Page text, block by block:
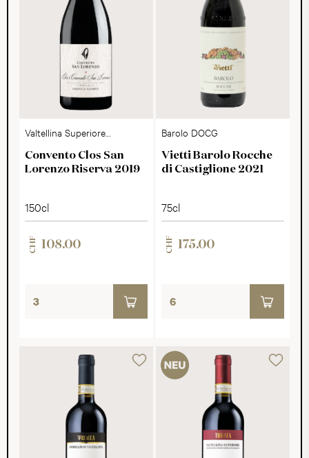
Valtellina Superiore
Sassella Riserva DOCG
Convento Clos San
Lorenzo Riserva 2019
150cl
CHF 108.00
Barolo DOCG
Vietti Barolo Rocche
di Castiglione 2021
75cl
CHF 175.00